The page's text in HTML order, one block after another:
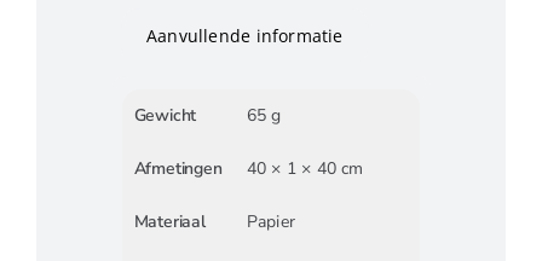
Aanvullende informatie
Gewicht 65 g
Afmetingen 40 × 1 × 40 cm
Materiaal Papier